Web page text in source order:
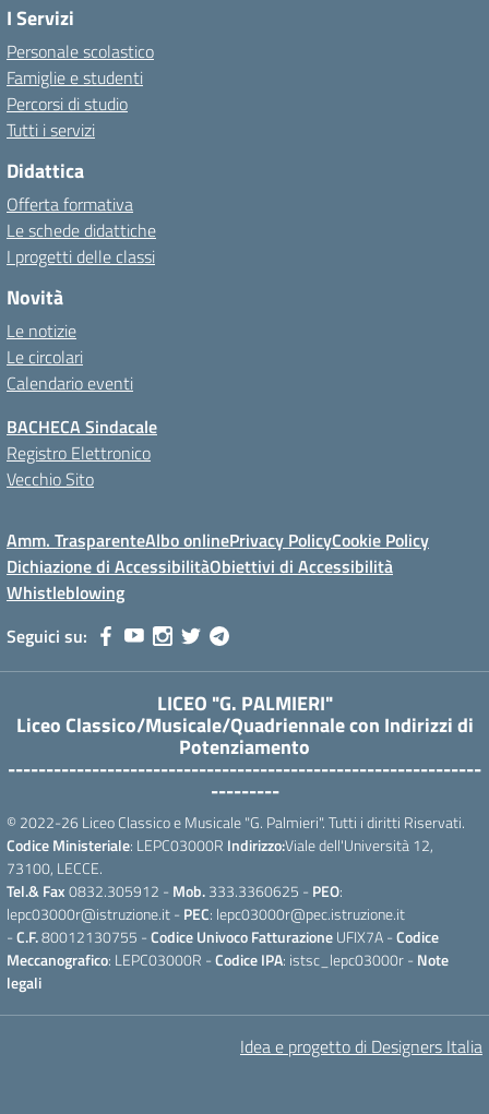
I Servizi
Personale scolastico
Famiglie e studenti
Percorsi di studio
Tutti i servizi
Didattica
Offerta formativa
Le schede didattiche
I progetti delle classi
Novità
Le notizie
Le circolari
Calendario eventi
BACHECA Sindacale
Registro Elettronico
Vecchio Sito
Amm. TrasparenteAlbo onlinePrivacy PolicyCookie Policy
Dichiazione di AccessibilitàObiettivi di Accessibilità
Whistleblowing
Seguici su:
LICEO "G. PALMIERI"
Liceo Classico/Musicale/Quadriennale con Indirizzi di
Potenziamento
--------------------------------------------------------------
---------
© 2022-26 Liceo Classico e Musicale "G. Palmieri". Tutti i diritti Riservati.
Codice Ministeriale: LEPC03000R Indirizzo:Viale dell'Università 12,
73100, LECCE.
Tel.& Fax0832.305912 - Mob.333.3360625 - PEO:
lepc03000r@istruzione.it - PEC: lepc03000r@pec.istruzione.it
-C.F.80012130755 -Codice Univoco FatturazioneUFIX7A -Codice
Meccanografico: LEPC03000R -Codice IPA: istsc_lepc03000r - Note
legali
Idea e progetto di Designers Italia